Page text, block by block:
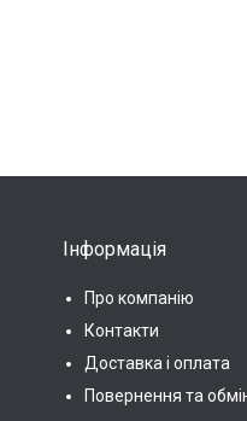
Інформація
Про компанію
Контакти
Доставка і оплата
Повернення та